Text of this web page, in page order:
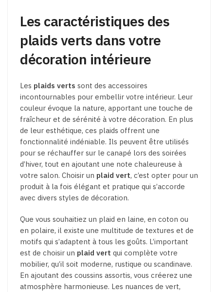
Les caractéristiques des
plaids verts dans votre
décoration intérieure
Les plaids verts sont des accessoires
incontournables pour embellir votre intérieur. Leur
couleur évoque la nature, apportant une touche de
fraîcheur et de sérénité à votre décoration. En plus
de leur esthétique, ces plaids offrent une
fonctionnalité indéniable. Ils peuvent être utilisés
pour se réchauffer sur le canapé lors des soirées
d’hiver, tout en ajoutant une note chaleureuse à
votre salon. Choisir un plaid vert, c’est opter pour un
produit à la fois élégant et pratique qui s’accorde
avec divers styles de décoration.
Que vous souhaitiez un plaid en laine, en coton ou
en polaire, il existe une multitude de textures et de
motifs qui s’adaptent à tous les goûts. L’important
est de choisir un plaid vert qui complète votre
mobilier, qu’il soit moderne, rustique ou scandinave.
En ajoutant des coussins assortis, vous créerez une
atmosphère harmonieuse. Les nuances de vert,